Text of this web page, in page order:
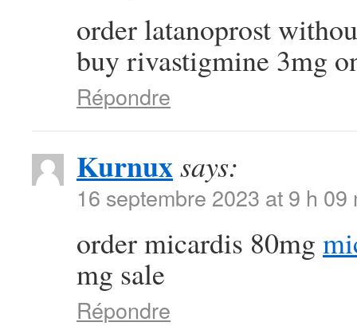
order latanoprost
buy rivastigmine 3mg
Répondre
Kurnuxsays:
16 septembre 2023 at 9 h 09
order micardis 80mg
mg sale
Répondre